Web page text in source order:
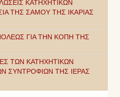
ΚΑΤΗΧΗΤΙΚΩΝ
ΤΗΣ ΣΑΜΟΥ ΤΗΣ ΙΚΑΡΙΑΣ
ΓΙΑ ΤΗΝ ΚΟΠΗ ΤΗΣ
ΤΩΝ ΚΑΤΗΧΗΤΙΚΩΝ
ΣΥΝΤΡΟΦΙΩΝ ΤΗΣ ΙΕΡΑΣ